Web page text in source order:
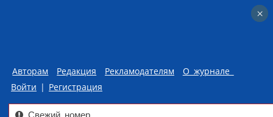
Авторам Редакция Рекламодателям
О журнале
Войти | Регистрация
Свежий номер
×
×